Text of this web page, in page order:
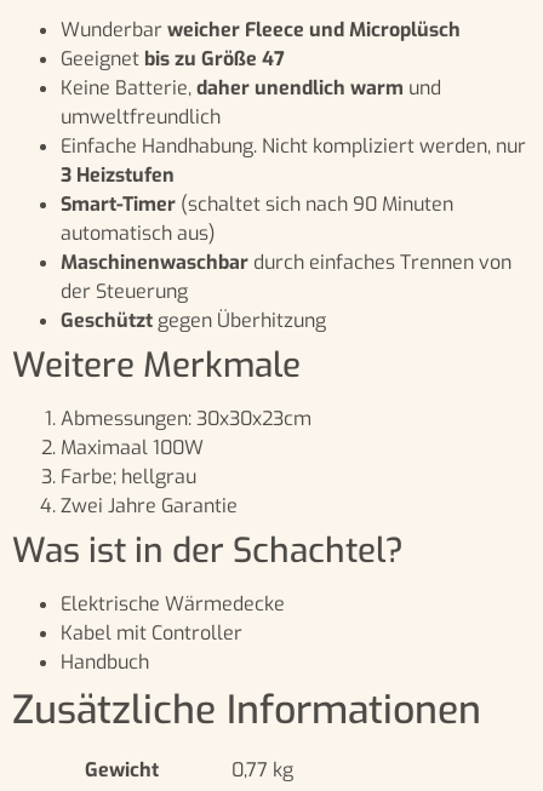
Wunderbarweicher Fleece und Microplüsch
Geeignet bis zu Größe 47
Keine Batterie,daher unendlich warm und
umweltfreundlich
Einfache Handhabung. Nicht kompliziert werden, nur
3 Heizstufen
Smart-Timer (schaltet sich nach 90 Minuten
automatisch aus)
Maschinenwaschbar durch einfaches Trennen von
der Steuerung
Geschützt gegen Überhitzung
Weitere Merkmale
Abmessungen: 30x30x23cm
Maximaal 100W
Farbe; hellgrau
Zwei Jahre Garantie
Was ist in der Schachtel?
Elektrische Wärmedecke
Kabel mit Controller
Handbuch
Zusätzliche Informationen
Gewicht
0,77 kg